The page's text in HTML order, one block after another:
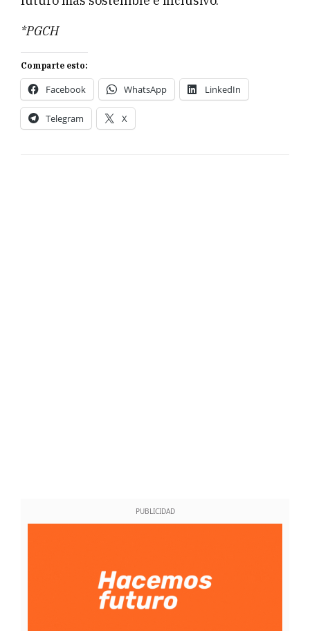
*PGCH
Comparte esto:
Facebook WhatsApp LinkedIn
Telegram X